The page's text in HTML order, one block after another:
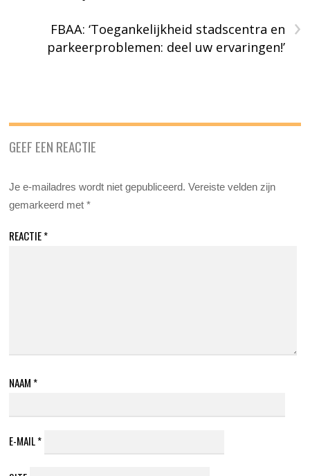
›
FBAA: ‘Toegankelijkheid stadscentra en
parkeerproblemen: deel uw ervaringen!’
GEEF EEN REACTIE
Je e-mailadres wordt niet gepubliceerd. Vereiste velden zijn
gemarkeerd met*
REACTIE*
NAAM *
E-MAIL*